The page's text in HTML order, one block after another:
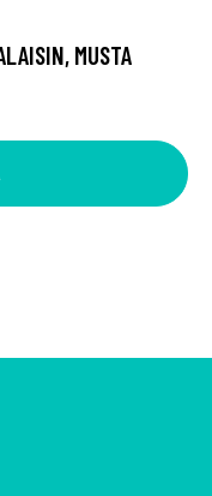
MUSTA